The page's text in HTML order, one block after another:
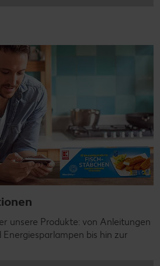
unsere Produkte: von Anleitungen
bis hin zur